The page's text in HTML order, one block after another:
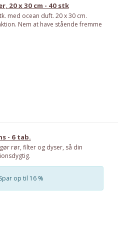
20 x 30 cm - 40 stk
med ocean duft. 20 x 30 cm.
Nem at have stående fremme
- 6 tab.
rør, filter og dyser, så din
op til 16 %